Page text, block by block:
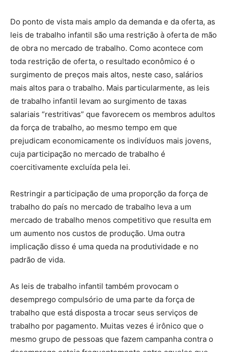
Do ponto de vista mais amplo da demanda e da oferta, as
leis de trabalho infantil são uma restrição à oferta de mão
de obra no mercado de trabalho. Como acontece com
toda restrição de oferta, o resultado econômico é o
surgimento de preços mais altos, neste caso, salários
mais altos para o trabalho. Mais particularmente, as leis
de trabalho infantil levam ao surgimento de taxas
salariais “restritivas” que favorecem os membros adultos
da força de trabalho, ao mesmo tempo em que
prejudicam economicamente os indivíduos mais jovens,
cuja participação no mercado de trabalho é
coercitivamente excluída pela lei.
Restringir a participação de uma proporção da força de
trabalho do país no mercado de trabalho leva a um
mercado de trabalho menos competitivo que resulta em
um aumento nos custos de produção. Uma outra
implicação disso é uma queda na produtividade e no
padrão de vida.
As leis de trabalho infantil também provocam o
desemprego compulsório de uma parte da força de
trabalho que está disposta a trocar seus serviços de
trabalho por pagamento. Muitas vezes é irônico que o
mesmo grupo de pessoas que fazem campanha contra o